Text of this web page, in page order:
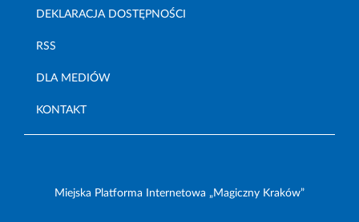
DEKLARACJA DOSTĘPNOŚCI
RSS
DLA MEDIÓW
KONTAKT
Miejska Platforma Internetowa „Magiczny Kraków”